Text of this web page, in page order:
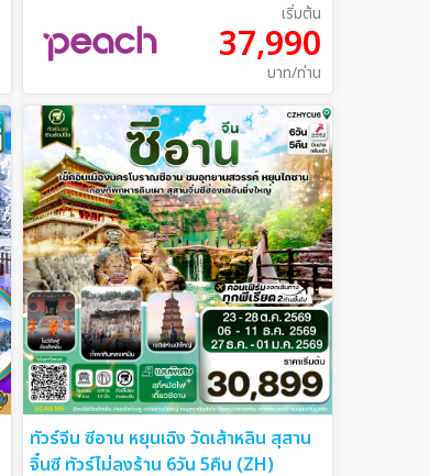
เริ่มต้น
37,990
บาท/ท่าน
ทัวร์จีน ซีอาน หยุนเฉิง วัดเส้าหลิน สุสาน
จิ๋นซี ทัวร์ไม่ลงร้าน 6วัน 5คืน (ZH)